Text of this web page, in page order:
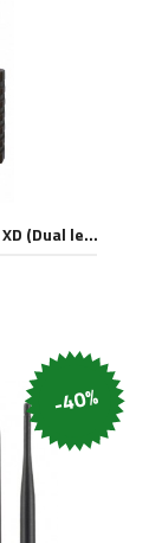
Viltkamera - Browning Strike Force PRO XD (Dual lens)
-40%